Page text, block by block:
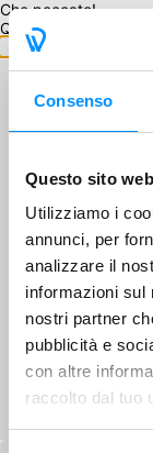
Consenso
Questo sito
Utilizziamo i
annunci, per
analizzare il
informazioni sul
nostri partner
pubblicità e
con altre
raccolto dal tuo
Che peccato!
Questo GA non è